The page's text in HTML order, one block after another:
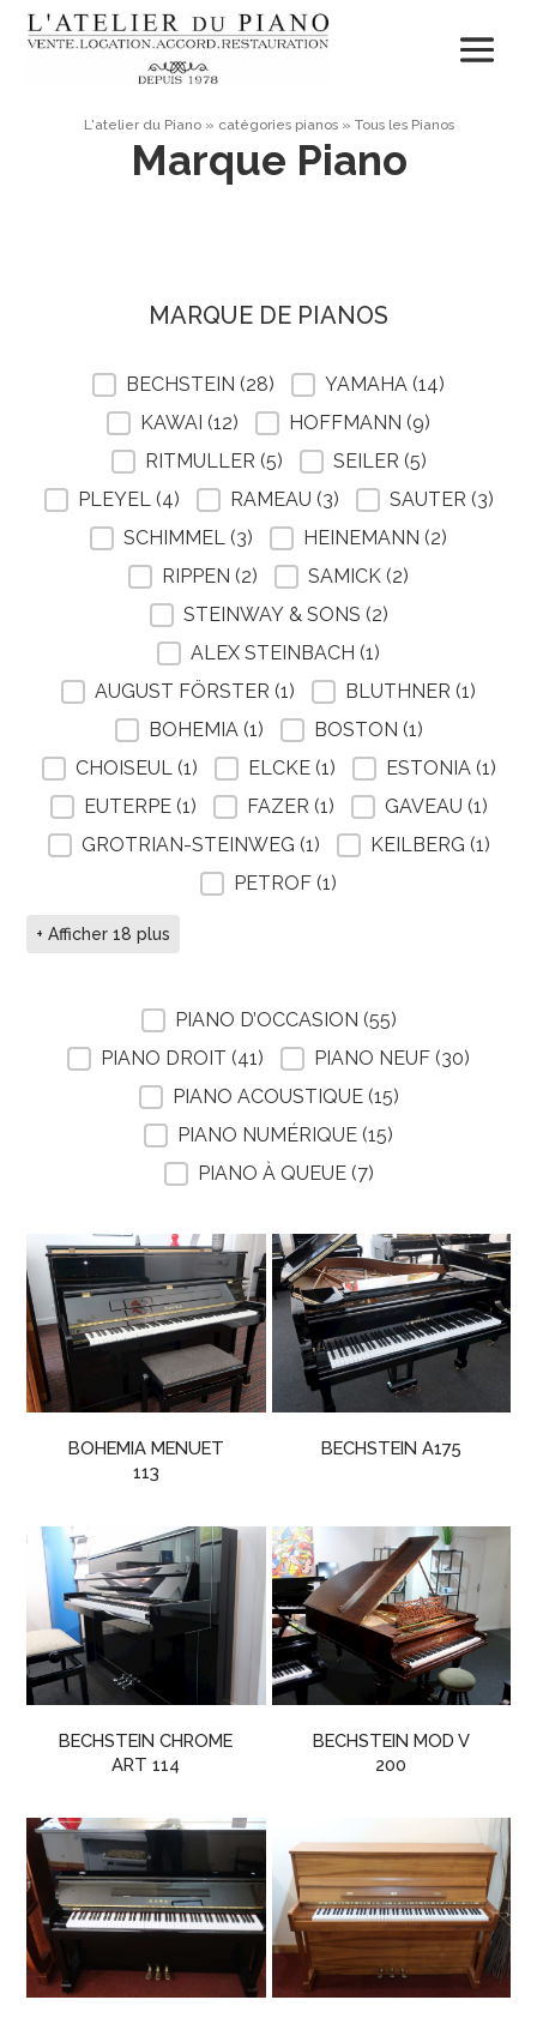
L'atelier du Piano» catégories pianos» Tous les Pianos
Marque Piano
MARQUE DE PIANOS
MARQUE DE PIANOS
BECHSTEIN (28) YAMAHA (14)
KAWAI (12) HOFFMANN (9)
RITMULLER (5) SEILER (5)
PLEYEL (4) RAMEAU (3) SAUTER (3)
SCHIMMEL (3) HEINEMANN (2)
RIPPEN (2) SAMICK (2)
STEINWAY & SONS (2)
ALEX STEINBACH (1)
AUGUST FÖRSTER (1) BLUTHNER (1)
BOHEMIA (1) BOSTON (1)
CHOISEUL (1) ELCKE (1) ESTONIA (1)
EUTERPE (1) FAZER (1) GAVEAU (1)
GROTRIAN-STEINWEG (1) KEILBERG (1)
PETROF (1)
+ Afficher 18 plus
FILTRE SELECTION PIANO
PIANO D’OCCASION (55)
PIANO DROIT (41) PIANO NEUF (30)
PIANO ACOUSTIQUE (15)
PIANO NUMÉRIQUE (15)
PIANO À QUEUE (7)
BOHEMIA MENUET
113
BECHSTEIN A175
BECHSTEIN CHROME
ART 114
BECHSTEIN MOD V
200